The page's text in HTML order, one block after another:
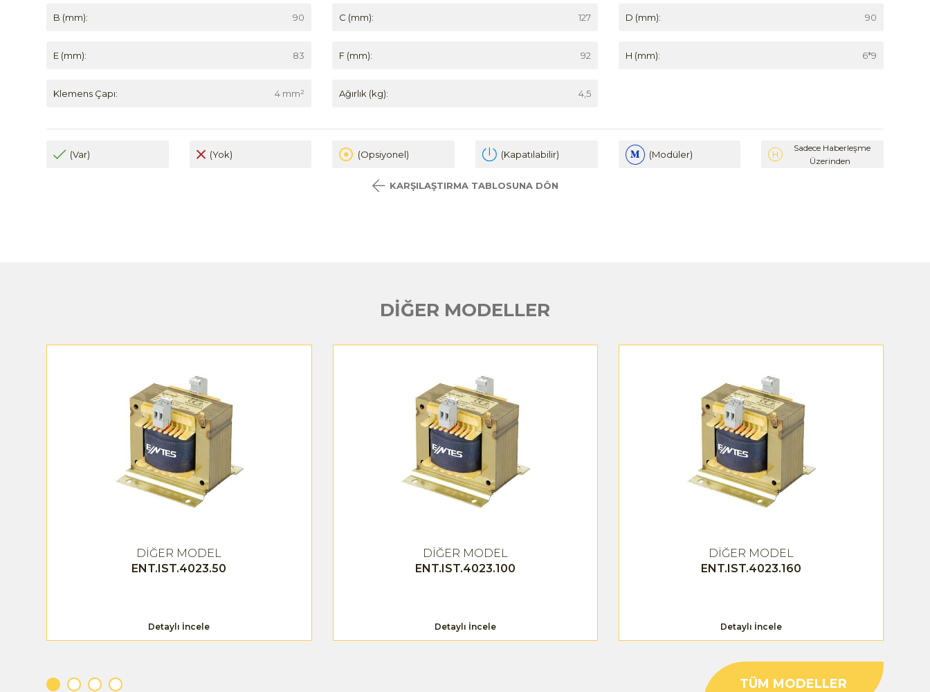
B (mm): 90 C (mm): 127 D (mm): 90
E (mm): 83 F (mm): 92 H (mm): 6*9
Klemens Çapı: 4 mm² Ağırlık (kg): 4,5
(Var) (Yok) (Opsiyonel) (Kapatılabilir) (Modüler)
Sadece Haberleşme
Üzerinden
KARŞILAŞTIRMA TABLOSUNA DÖN
DİĞER MODELLER
DİĞER MODEL
ENT.IST.4023.50
Detaylı İncele
DİĞER MODEL
ENT.IST.4023.100
Detaylı İncele
DİĞER MODEL
ENT.IST.4023.160
Detaylı İncele
TÜM MODELLER